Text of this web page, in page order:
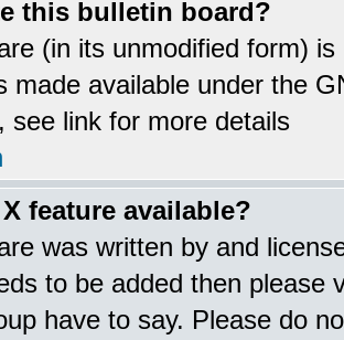
this bulletin board?
(in its unmodified form)
made available under the
see link for more details
feature available?
was written by and
to be added then please
have to say. Please do